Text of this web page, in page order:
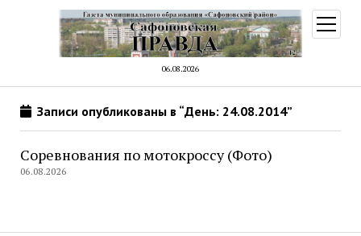
06.08.2026
меню
Записи опубликованы в “День: 24.08.2014”
Соревнования по мотокроссу (Фото)
06.08.2026